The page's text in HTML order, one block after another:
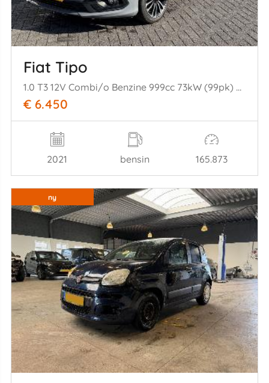
Fiat Tipo
1.0 T3 12V Combi/o Benzine 999cc 73kW (99pk) FWD
€ 6.450
2021 bensin 165.873
ny